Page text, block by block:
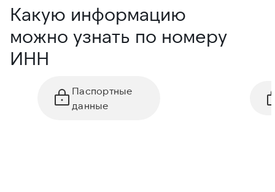
Какую информацию
можно узнать по номеру
ИНН
Паспортные
данные